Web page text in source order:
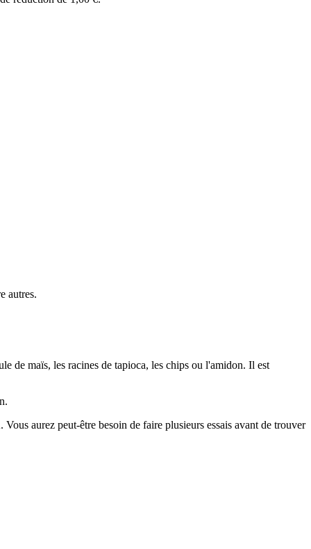
autres.
de maïs, les racines de tapioca, les chips ou l'amidon. Il est
aurez peut-être besoin de faire plusieurs essais avant de trouver